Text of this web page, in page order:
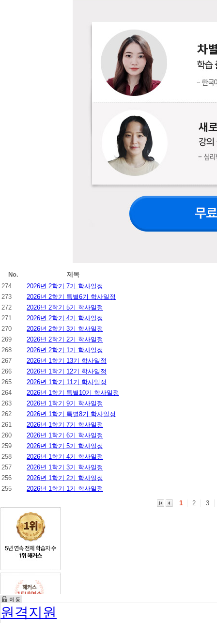
No.
제목
274
2026년 2학기 7기 학사일정
273
2026년 2학기 특별6기 학사일정
272
2026년 2학기 5기 학사일정
271
2026년 2학기 4기 학사일정
270
2026년 2학기 3기 학사일정
269
2026년 2학기 2기 학사일정
268
2026년 2학기 1기 학사일정
267
2026년 1학기 13기 학사일정
266
2026년 1학기 12기 학사일정
265
2026년 1학기 11기 학사일정
264
2026년 1학기 특별10기 학사일정
263
2026년 1학기 9기 학사일정
262
2026년 1학기 특별8기 학사일정
261
2026년 1학기 7기 학사일정
260
2026년 1학기 6기 학사일정
259
2026년 1학기 5기 학사일정
258
2026년 1학기 4기 학사일정
257
2026년 1학기 3기 학사일정
256
2026년 1학기 2기 학사일정
255
2026년 1학기 1기 학사일정
1
2 3
원격지원